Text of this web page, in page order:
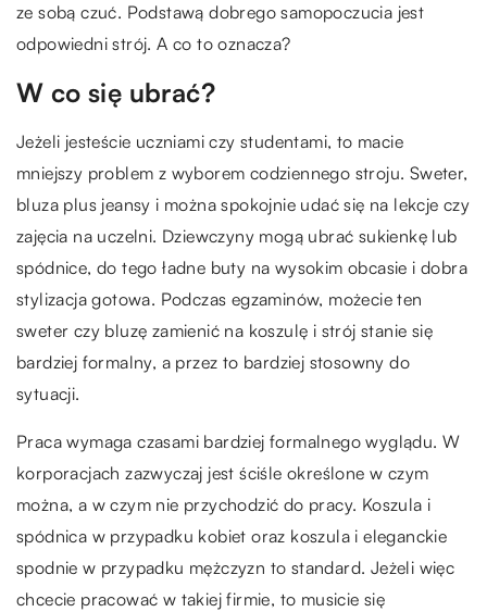
ze sobą czuć. Podstawą dobrego samopoczucia jest
odpowiedni strój. A co to oznacza?
W co się ubrać?
Jeżeli jesteście uczniami czy studentami, to macie
mniejszy problem z wyborem codziennego stroju. Sweter,
bluza plus jeansy i można spokojnie udać się na lekcje czy
zajęcia na uczelni. Dziewczyny mogą ubrać sukienkę lub
spódnice, do tego ładne buty na wysokim obcasie i dobra
stylizacja gotowa. Podczas egzaminów, możecie ten
sweter czy bluzę zamienić na koszulę i strój stanie się
bardziej formalny, a przez to bardziej stosowny do
sytuacji.
Praca wymaga czasami bardziej formalnego wyglądu. W
korporacjach zazwyczaj jest ściśle określone w czym
można, a w czym nie przychodzić do pracy. Koszula i
spódnica w przypadku kobiet oraz koszula i eleganckie
spodnie w przypadku mężczyzn to standard. Jeżeli więc
chcecie pracować w takiej firmie, to musicie się